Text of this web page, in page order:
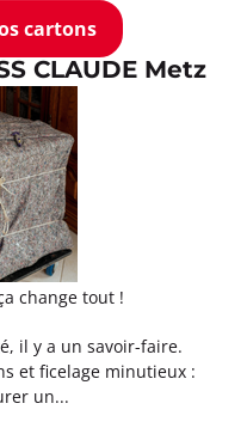
cartons
CLAUDE Metz
change tout !
il y a un savoir-faire.
et ficelage minutieux :
un...